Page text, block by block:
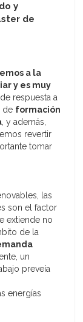
y
de
a la
y es muy
respuesta a
de formación
, y además,
revertir
tomar
las
son el factor
extiende no
de la
un
preveía
energías